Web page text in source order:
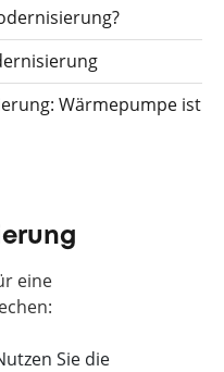
Wärmepumpe ist
eine
Sie die